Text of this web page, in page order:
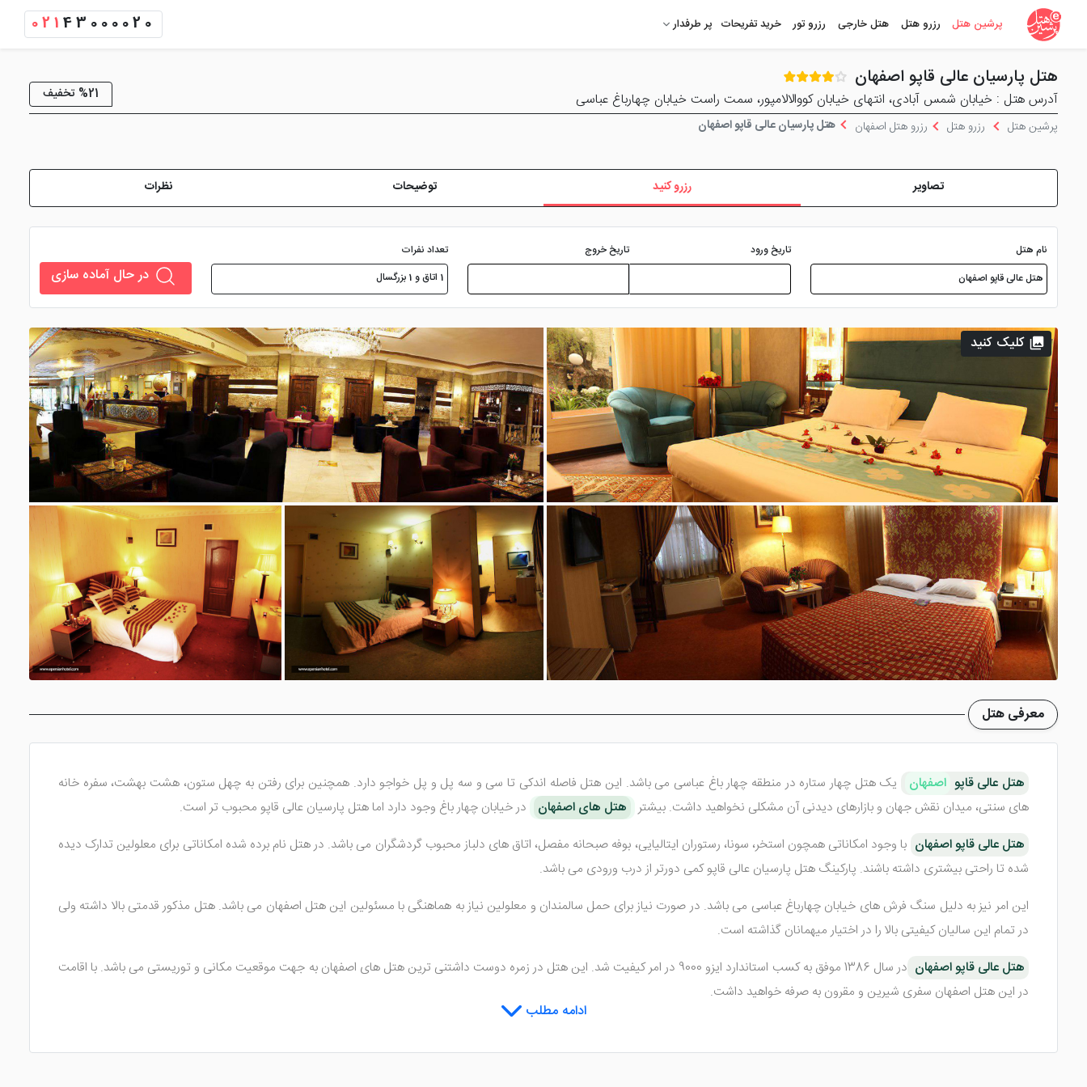
پرشین هتل رزرو هتل هتل خارجی رزرو تور خرید تفریحات پر طرفدار 021 43000020
هتل پارسیان عالی قاپو اصفهان
آدرس هتل : خیابان شمس آبادی، انتهای خیابان کووالالامپور، سمت راست خیابان چهارباغ عباسی
%21 تخفیف
پرشین هتل
رزرو هتل رزرو هتل اصفهان هتل پارسیان عالی قاپو اصفهان
تصاویر رزرو کنید توضیحات نظرات
نام هتل تاریخ ورود تاریخ خروج
تعداد نفرات
1 اتاق و 1 بزرگسال
در حال آماده سازی
کلیک کنید
معرفی هتل
هتل عالی قاپو اصفهان
یک هتل چهار ستاره در منطقه چهار باغ عباسی می باشد. این هتل فاصله اندکی تا سی و سه پل و پل خواجو دارد. همچنین برای رفتن به چهل ستون، هشت بهشت، سفره خانه
های سنتی، میدان نقش جهان و بازارهای دیدنی آن مشکلی نخواهید داشت. بیشتر هتل های اصفهان
در خیابان چهار باغ وجود دارد اما هتل پارسیان عالی قاپو محبوب تر است.
هتل عالی قاپو اصفهان با وجود امکاناتی همچون استخر، سونا، رستوران ایتالیایی، بوفه صبحانه مفصل، اتاق های دلباز محبوب گردشگران می باشد. در هتل نام برده شده امکاناتی برای معلولین تدارک دیده
شده تا راحتی بیشتری داشته باشند. پارکینگ هتل پارسیان عالی قاپو کمی دورتر از درب ورودی می باشد.
این امر نیز به دلیل سنگ فرش های خیابان چهارباغ عباسی می باشد. در صورت نیاز برای حمل سالمندان و معلولین نیاز به هماهنگی با مسئولین این هتل اصفهان می باشد. هتل مذکور قدمتی بالا داشته ولی
در تمام این سالیان کیفیتی بالا را در اختیار میهمانان گذاشته است.
هتل عالی قاپو اصفهان
در سال 1386 موفق به کسب استاندارد ایزو 9000 در امر کیفیت شد. این هتل در زمره دوست داشتنی ترین هتل های اصفهان به جهت موقعیت مکانی و توریستی می باشد. با اقامت
در این هتل اصفهان سفری شیرین و مقرون به صرفه خواهید داشت.
اتاق های هتل عالی قاپو اصفهان
ادامه مطلب